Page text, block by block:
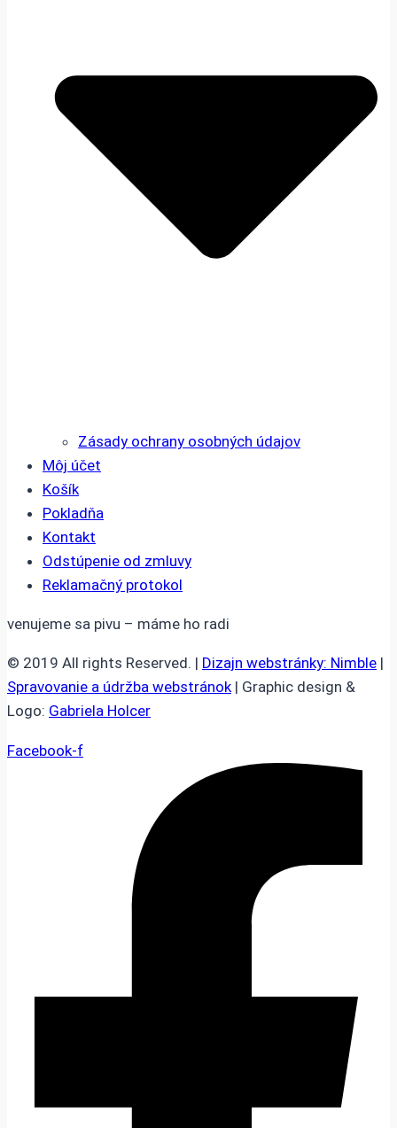
Zásady ochrany osobných údajov
Môj účet
Košík
Pokladňa
Kontakt
Odstúpenie od zmluvy
Reklamačný protokol
venujeme sa pivu – máme ho radi
© 2019 All rights Reserved. | Dizajn webstránky: Nimble |
Spravovanie a údržba webstránok| Graphic design &
Logo: Gabriela Holcer
Facebook-f